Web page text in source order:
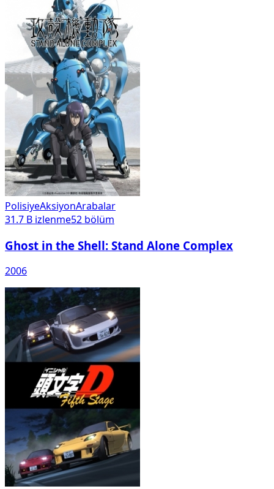
PolisiyeAksiyonArabalar
31.7 B izlenme52 bölüm
Ghost in the Shell: Stand Alone Complex
2006